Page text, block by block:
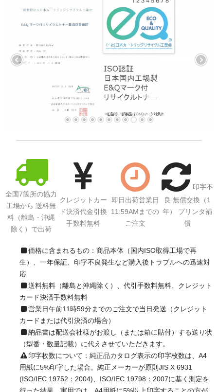
全国7箇所の協力
工場から 送料無
料（離島・沖縄
除く）で出荷
クレジットカー
ド決済代金引換
手数料無料
即日出荷営業日
11:59AMまでの
ご注文
印字不
良 無償交換（1
年） プリンタ補
償
価格に含まれるもの：商品本体（国内ISO取得工場で再
生）、一年保証、印字不良発生など購入後トラブルへの迅速対
応
送料無料（離島と沖縄除く）、代引手数料無料、クレジット
カード決済手数料無料
営業日午前11時59分までのご注文で当日発送（クレジット
カードまたは代引決済の場合）
納品書は配送会社様がお渡し（または箱に貼付）する送り状
（型番・数量記載）に代えさせていただきます。
印字枚数について：純正品カタログ表示の印字枚数は、A4
用紙に5%印字した場合。純正メーカーが原則JIS X 6931
(ISO/IEC 19752：2004)、ISO/IEC 19798：2007に基く測定を
行った結果。実用では、A4用紙に5%以上印字することの方が